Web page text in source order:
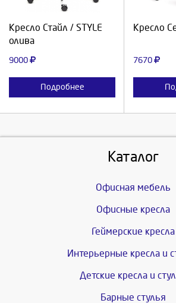
Кресло Стайл / STYLE
олива
9000
Подробнее
Кресло
7670
Каталог
Офисная мебель
Офисные кресла
Геймерские кресла
Интерьерные кресла и
Детские кресла и
Барные стулья